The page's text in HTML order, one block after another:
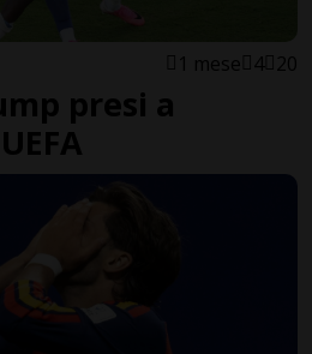
1 mese 4 20
presi a